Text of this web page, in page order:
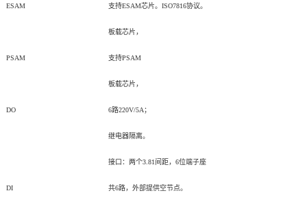
ESAM 支持ESAM芯片。ISO7816协议。
板载芯片，
PSAM 支持PSAM
板载芯片，
DO 6路220V/5A；
继电器隔离。
接口：两个3.81间距，6位端子座
DI 共6路，外部提供空节点。